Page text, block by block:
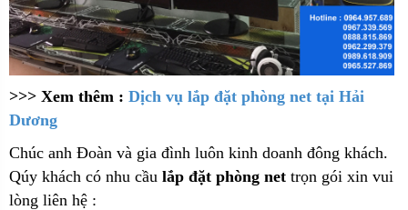
>>> Xem thêm : Dịch vụ lắp đặt phòng net tại Hải
Dương
Chúc anh Đoàn và gia đình luôn kinh doanh đông khách.
Qúy khách có nhu cầu lắp đặt phòng net trọn gói xin vui
lòng liên hệ :